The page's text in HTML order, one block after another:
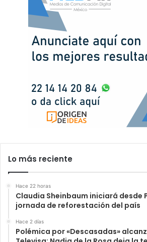
Lo más reciente
Hace 22 horas
Claudia Sheinbaum iniciará desde
jornada de reforestación del país
Hace 2 días
Polémica por «Descasadas»